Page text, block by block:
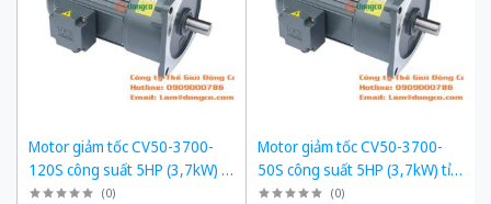
Motor giảm tốc CV50-3700-
120S công suất 5HP (3,7kW) tỉ
số truyền 1/120
(0)
Motor giảm tốc CV50-3700-
50S công suất 5HP (3,7kW) tỉ
số truyền 1/50
(0)